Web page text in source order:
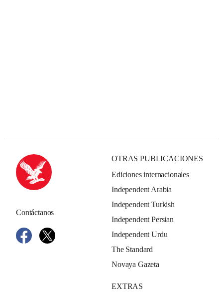
Contáctanos
OTRAS PUBLICACIONES
Ediciones internacionales
Independent Arabia
Independent Turkish
Independent Persian
Independent Urdu
The Standard
Novaya Gazeta
EXTRAS